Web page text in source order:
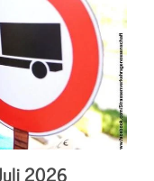
2026